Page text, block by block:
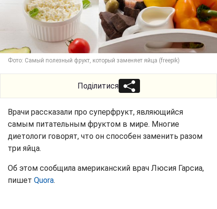
Фото: Самый полезный фрукт, который заменяет яйца (freepik)
Поділитися
Врачи рассказали про суперфрукт, являющийся
самым питательным фруктом в мире. Многие
диетологи говорят, что он способен заменить разом
три яйца.
Об этом сообщила американский врач Люсия Гарсиа,
пишет Quora.